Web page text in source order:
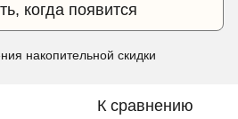
когда появится
накопительной скидки
К сравнению